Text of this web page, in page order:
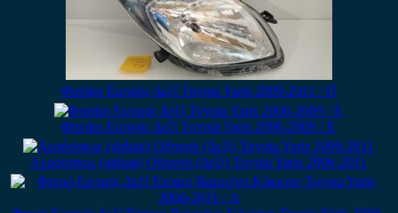
Φανάρι Εμπρός Δεξί Toyota Yaris 2009-2011 / Π
Φανάρι Εμπρός Δεξί Toyota Yaris 2006-2009 / Ε
Αερόσακος (airbag) Οδηγού (Δεξί) Toyota Yaris 2006-2011